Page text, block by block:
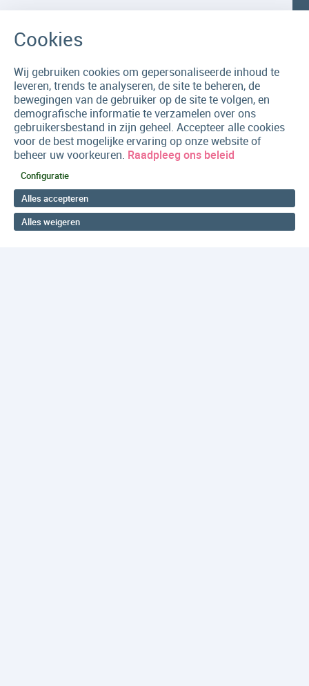
Wij gebruiken cookies om gepersonaliseerde inhoud te
leveren, trends te analyseren, de site te beheren, de
bewegingen van de gebruiker op de site te volgen, en
demografische informatie te verzamelen over ons
gebruikersbestand in zijn geheel. Accepteer alle cookies
voor de best mogelijke ervaring op onze website of
beheer uw voorkeuren. Raadpleeg ons beleid
Configuratie
Alles accepteren
Alles weigeren